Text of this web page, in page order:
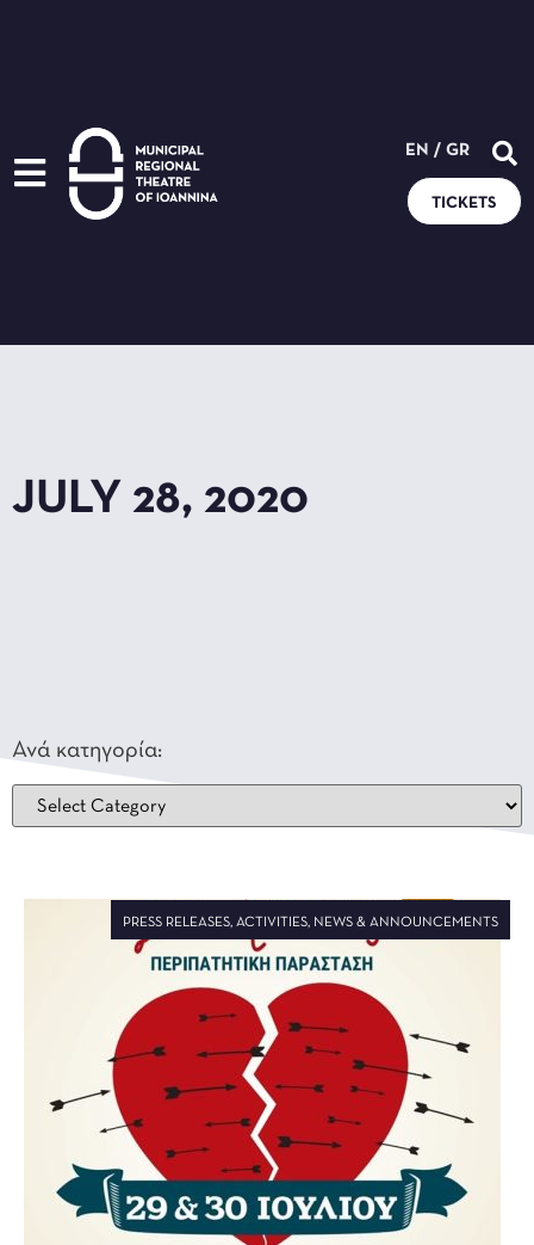
EN / GR
TICKETS
JULY 28, 2020
Ανά κατηγορία:
PRESS RELEASES, ACTIVITIES, NEWS & ANNOUNCEMENTS